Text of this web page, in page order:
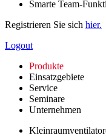
Smarte Team-
Registrieren Sie sich hier.
Logout
Produkte
Einsatzgebiete
Service
Seminare
Unternehmen